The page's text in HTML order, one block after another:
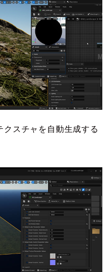
スチャを自動生成する